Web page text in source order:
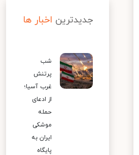
جدیدترین اخبار ها
شب
پرتنش
غرب آسیا؛
از ادعای
حمله
موشکی
ایران به
پایگاه